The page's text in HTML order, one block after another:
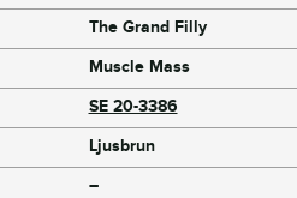
The Grand Filly
Muscle Mass
SE 20-3386
Ljusbrun
–